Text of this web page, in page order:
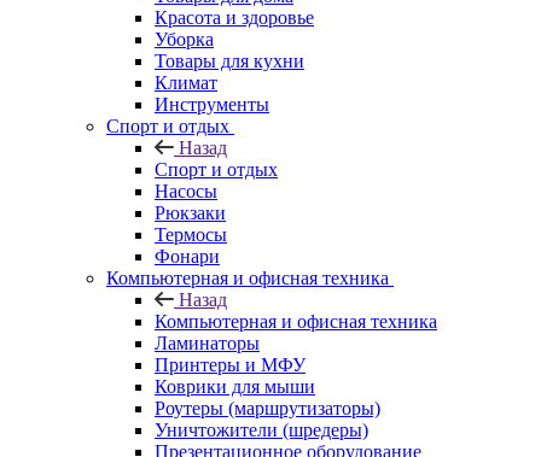
Красота и здоровье
Уборка
Товары для кухни
Климат
Инструменты
Спорт и отдых
Назад
Спорт и отдых
Насосы
Рюкзаки
Термосы
Фонари
Компьютерная и офисная техника
Назад
Компьютерная и офисная техника
Ламинаторы
Принтеры и МФУ
Коврики для мыши
Роутеры (маршрутизаторы)
Уничтожители (шредеры)
Презентационное оборудование